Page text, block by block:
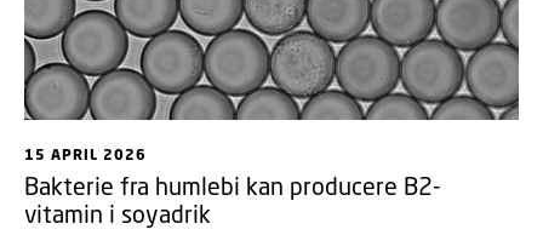
15 APRIL 2026
Bakterie fra humlebi kan producere B2-
vitamin i soyadrik